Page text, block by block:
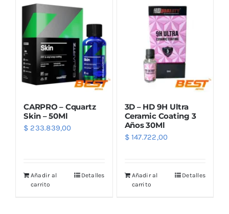
Noticias
CARPRO – Cquartz
Skin – 50Ml
$ 233.839,00
Añadir al
carrito
Detalles
3D – HD 9H Ultra
Ceramic Coating 3
Años 30Ml
$147.722,00
Añadir al
carrito
Detalles